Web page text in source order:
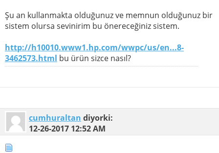
Şu an kullanmakta olduğunuz ve memnun olduğunuz bir
sistem olursa sevinirim bu önereceğiniz sistem.
http://h10010.www1.hp.com/wwpc/us/en...8-
3462573.html bu ürün sizce nasıl?
cumhuraltan diyorki:
12-26-2017 12:52 AM